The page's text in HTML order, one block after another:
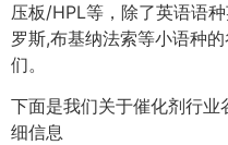
压板/HPL等，除了英语语
罗斯,布基纳法索等小语种
们。
下面是我们关于催化剂行业
细信息